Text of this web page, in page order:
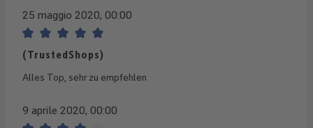
25 maggio 2020, 00:00
Recensione con valutazione di 5 su 5 stelle
(TrustedShops)
Alles Top, sehr zu empfehlen
9 aprile 2020, 00:00